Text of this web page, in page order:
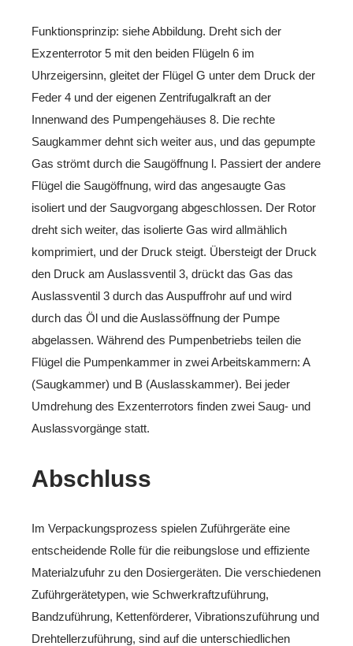
Funktionsprinzip: siehe Abbildung. Dreht sich der
Exzenterrotor 5 mit den beiden Flügeln 6 im
Uhrzeigersinn, gleitet der Flügel G unter dem Druck der
Feder 4 und der eigenen Zentrifugalkraft an der
Innenwand des Pumpengehäuses 8. Die rechte
Saugkammer dehnt sich weiter aus, und das gepumpte
Gas strömt durch die Saugöffnung l. Passiert der andere
Flügel die Saugöffnung, wird das angesaugte Gas
isoliert und der Saugvorgang abgeschlossen. Der Rotor
dreht sich weiter, das isolierte Gas wird allmählich
komprimiert, und der Druck steigt. Übersteigt der Druck
den Druck am Auslassventil 3, drückt das Gas das
Auslassventil 3 durch das Auspuffrohr auf und wird
durch das Öl und die Auslassöffnung der Pumpe
abgelassen. Während des Pumpenbetriebs teilen die
Flügel die Pumpenkammer in zwei Arbeitskammern: A
(Saugkammer) und B (Auslasskammer). Bei jeder
Umdrehung des Exzenterrotors finden zwei Saug- und
Auslassvorgänge statt.
Abschluss
Im Verpackungsprozess spielen Zuführgeräte eine
entscheidende Rolle für die reibungslose und effiziente
Materialzufuhr zu den Dosiergeräten. Die verschiedenen
Zuführgerätetypen, wie Schwerkraftzuführung,
Bandzuführung, Kettenförderer, Vibrationszuführung und
Drehtellerzuführung, sind auf die unterschiedlichen